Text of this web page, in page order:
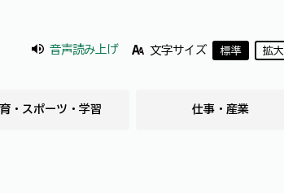
音声読み上げ 文字サイズ 標準 拡大
・スポーツ・学習 仕事・産業